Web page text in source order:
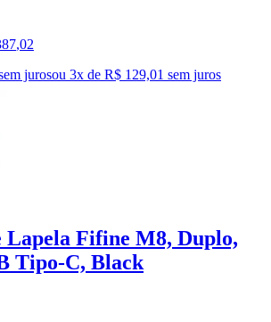
,02
jurosou 3x de R$ 129,01 sem juros
Lapela Fifine M8, Duplo,
Tipo-C, Black